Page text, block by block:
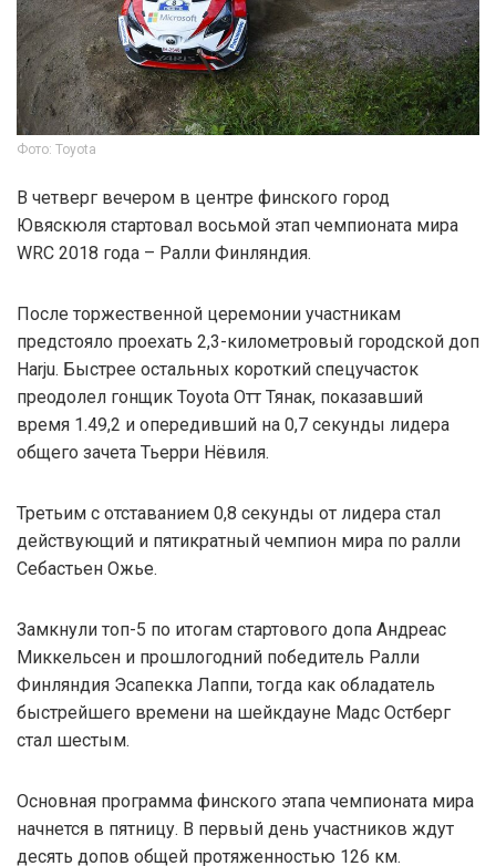
Фото: Toyota
В четверг вечером в центре финского город
Ювяскюля стартовал восьмой этап чемпионата мира
WRC 2018 года – Ралли Финляндия.
После торжественной церемонии участникам
предстояло проехать 2,3-километровый городской доп
Harju. Быстрее остальных короткий спецучасток
преодолел гонщик Toyota Отт Тянак, показавший
время 1.49,2 и опередивший на 0,7 секунды лидера
общего зачета Тьерри Нёвиля.
Третьим с отставанием 0,8 секунды от лидера стал
действующий и пятикратный чемпион мира по ралли
Себастьен Ожье.
Замкнули топ-5 по итогам стартового допа Андреас
Миккельсен и прошлогодний победитель Ралли
Финляндия Эсапекка Лаппи, тогда как обладатель
быстрейшего времени на шейкдауне Мадс Остберг
стал шестым.
Основная программа финского этапа чемпионата мира
начнется в пятницу. В первый день участников ждут
десять допов общей протяженностью 126 км.